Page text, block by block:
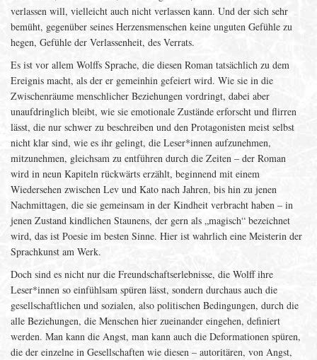
verlassen will, vielleicht auch nicht verlassen kann. Und der sich sehr
bemüht, gegenüber seines Herzensmenschen keine unguten Gefühle zu
hegen, Gefühle der Verlassenheit, des Verrats.
Es ist vor allem Wolffs Sprache, die diesen Roman tatsächlich zu dem
Ereignis macht, als der er gemeinhin gefeiert wird. Wie sie in die
Zwischenräume menschlicher Beziehungen vordringt, dabei aber
unaufdringlich bleibt, wie sie emotionale Zustände erforscht und flirren
lässt, die nur schwer zu beschreiben und den Protagonisten meist selbst
nicht klar sind, wie es ihr gelingt, die Leser*innen aufzunehmen,
mitzunehmen, gleichsam zu entführen durch die Zeiten – der Roman
wird in neun Kapiteln rückwärts erzählt, beginnend mit einem
Wiedersehen zwischen Lev und Kato nach Jahren, bis hin zu jenen
Nachmittagen, die sie gemeinsam in der Kindheit verbracht haben – in
jenen Zustand kindlichen Staunens, der gern als „magisch“ bezeichnet
wird, das ist Poesie im besten Sinne. Hier ist wahrlich eine Meisterin der
Sprachkunst am Werk.
Doch sind es nicht nur die Freundschaftserlebnisse, die Wolff ihre
Leser*innen so einfühlsam spüren lässt, sondern durchaus auch die
gesellschaftlichen und sozialen, also politischen Bedingungen, durch die
alle Beziehungen, die Menschen hier zueinander eingehen, definiert
werden. Man kann die Angst, man kann auch die Deformationen spüren,
die der einzelne in Gesellschaften wie diesen – autoritären, von Angst,